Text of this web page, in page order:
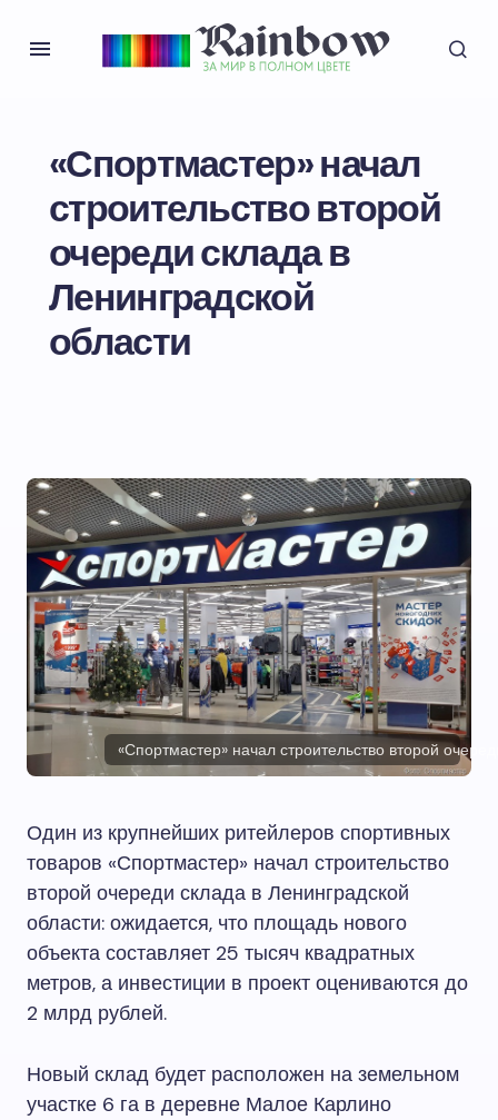
«Спортмастер» начал
строительство второй
очереди склада в
Ленинградской
области
«Спортмастер» начал строительство второй
Один из крупнейших ритейлеров спортивных
товаров «Спортмастер» начал строительство
второй очереди склада в Ленинградской
области: ожидается, что площадь нового
объекта составляет 25 тысяч квадратных
метров, а инвестиции в проект оцениваются до
2 млрд рублей.
Новый склад будет расположен на земельном
участке 6 га в деревне Малое Карлино